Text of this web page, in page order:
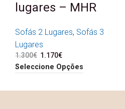
lugares – MHR
Sofás 2 Lugares, Sofás 3
Lugares
1.300€ O preço original era:
1.300€.
1.170€
1.170€.
Seleccione Opções